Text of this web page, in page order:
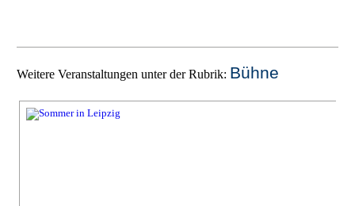
Weitere Veranstaltungen unter der Rubrik: Bühne